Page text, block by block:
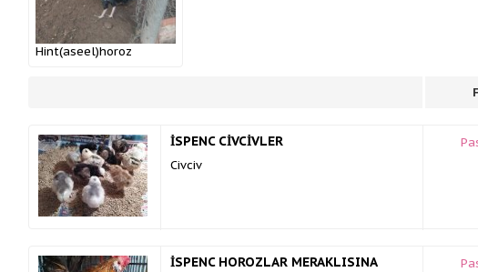
Hint(aseel)horoz
İSPENC CİVCİVLER
Civciv
İSPENC HOROZLAR MERAKLISINA